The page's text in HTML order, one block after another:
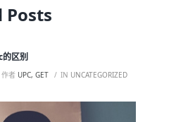
Posts
区别
作者 UPC, GET IN UNCATEGORIZED